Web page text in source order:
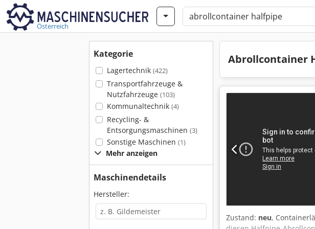
Österreich
Kategorie
Lagertechnik (422)
Transportfahrzeuge &
Nutzfahrzeuge (103)
Kommunaltechnik (4)
Recycling- &
Entsorgungsmaschinen (3)
Sonstige Maschinen (1)
Mehr anzeigen
Maschinendetails
Hersteller:
Abrollcontainer
Zustand: neu,